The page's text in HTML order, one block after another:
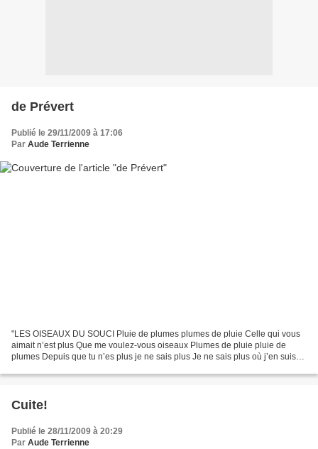
de Prévert
Publié le 29/11/2009 à 17:06
Par Aude Terrienne
"LES OISEAUX DU SOUCI Pluie de plumes plumes de pluie Celle qui vous
aimait n’est plus Que me voulez-vous oiseaux Plumes de pluie pluie de
plumes Depuis que tu n’es plus je ne sais plus Je ne sais plus où j’en suis
Cuite!
Publié le 28/11/2009 à 20:29
Par Aude Terrienne